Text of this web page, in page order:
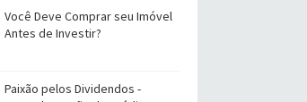
Você Deve Comprar seu Imóvel
Antes de Investir?
Paixão pelos Dividendos -